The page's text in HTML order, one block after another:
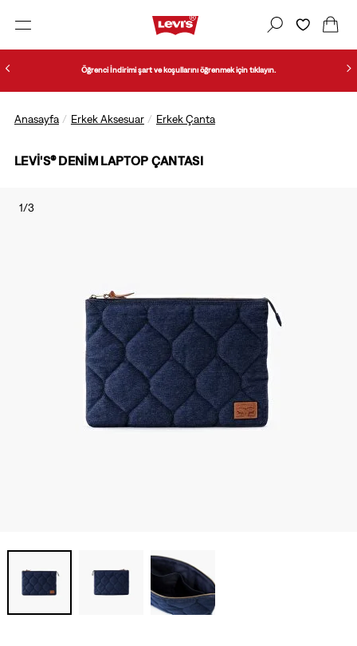
Öğrenci İndirimi şart ve koşullarını öğrenmek için tıklayın.
Anasayfa Erkek Aksesuar Erkek Çanta
LEVI'S® DENIM LAPTOP ÇANTASI
1/3